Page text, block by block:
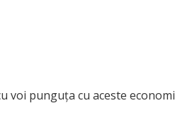
punguța cu aceste